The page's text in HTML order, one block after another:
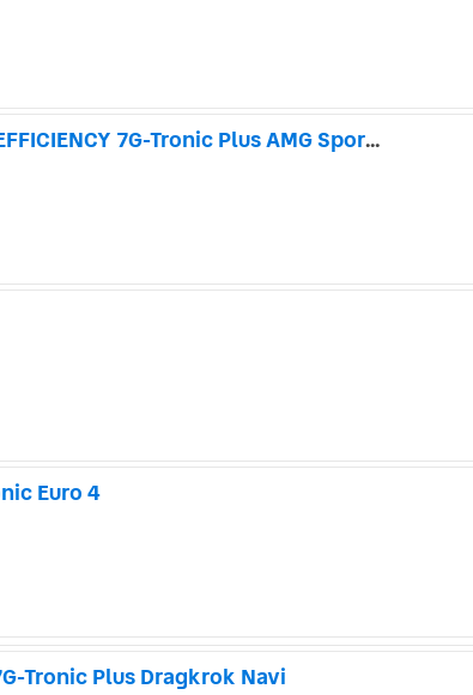
Mercedes-Benz SLK 200 BlueEFFICIENCY 7G-Tronic Plus AMG Sport Låga mil!
Euro 4
Tronic Plus Dragkrok Navi